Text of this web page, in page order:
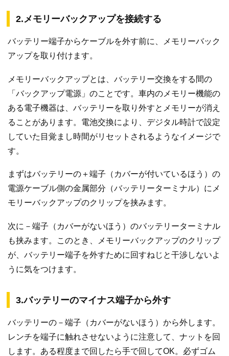
2.メモリーバックアップを接続する
バッテリー端子からケーブルを外す前に、メモリーバック
アップを取り付けます。
メモリーバックアップとは、バッテリー交換をする間の
「バックアップ電源」のことです。車内のメモリー機能の
ある電子機器は、バッテリーを取り外すとメモリーが消え
ることがあります。電池交換により、デジタル時計で設定
していた目覚まし時間がリセットされるようなイメージで
す。
まずはバッテリーの＋端子（カバーが付いているほう）の
電源ケーブル側の金属部分（バッテリーターミナル）にメ
モリーバックアップのクリップを挟みます。
次に－端子（カバーがないほう）のバッテリーターミナル
も挟みます。このとき、メモリーバックアップのクリップ
が、バッテリー端子を外すために回すねじと干渉しないよ
うに気をつけます。
3.バッテリーのマイナス端子から外す
バッテリーの－端子（カバーがないほう）から外します。
レンチを端子に触れさせないように注意して、ナットを回
します。ある程度まで回したら手で回してOK。必ずゴム